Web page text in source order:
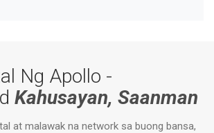
Ng Apollo -
Kahusayan, Saanman
at malawak na network sa buong bansa,